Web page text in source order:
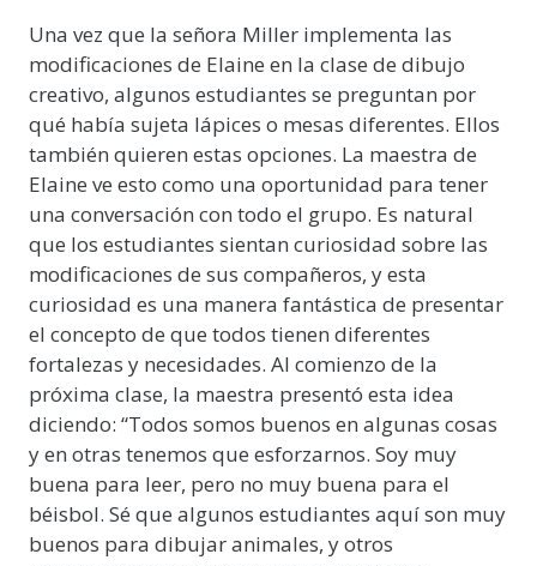
Una vez que la señora Miller implementa las
modificaciones de Elaine en la clase de dibujo
creativo, algunos estudiantes se preguntan por
qué había sujeta lápices o mesas diferentes. Ellos
también quieren estas opciones. La maestra de
Elaine ve esto como una oportunidad para tener
una conversación con todo el grupo. Es natural
que los estudiantes sientan curiosidad sobre las
modificaciones de sus compañeros, y esta
curiosidad es una manera fantástica de presentar
el concepto de que todos tienen diferentes
fortalezas y necesidades. Al comienzo de la
próxima clase, la maestra presentó esta idea
diciendo: “Todos somos buenos en algunas cosas
y en otras tenemos que esforzarnos. Soy muy
buena para leer, pero no muy buena para el
béisbol. Sé que algunos estudiantes aquí son muy
buenos para dibujar animales, y otros